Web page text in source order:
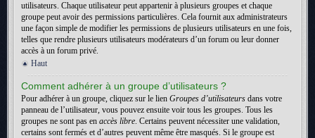
utilisateurs. Chaque utilisateur peut appartenir à plusieurs groupes et chaque
groupe peut avoir des permissions particulières. Cela fournit aux administrateurs
une façon simple de modifier les permissions de plusieurs utilisateurs en une fois,
telles que rendre plusieurs utilisateurs modérateurs d’un forum ou leur donner
accès à un forum privé.
Haut
Comment adhérer à un groupe d’utilisateurs ?
Pour adhérer à un groupe, cliquez sur le lien Groupes d’utilisateurs dans votre
panneau de l’utilisateur, vous pouvez ensuite voir tous les groupes. Tous les
groupes ne sont pas en accès libre. Certains peuvent nécessiter une validation,
certains sont fermés et d’autres peuvent même être masqués. Si le groupe est